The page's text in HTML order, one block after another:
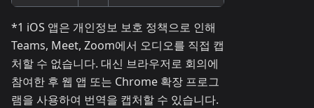
*1 iOS 앱은 개인정보 보호 정책으로 인해
Teams, Meet, Zoom에서 오디오를 직접 캡
처할 수 없습니다. 대신 브라우저로 회의에
참여한 후 웹 앱 또는 Chrome 확장 프로그
램을 사용하여 번역을 캡처할 수 있습니다.